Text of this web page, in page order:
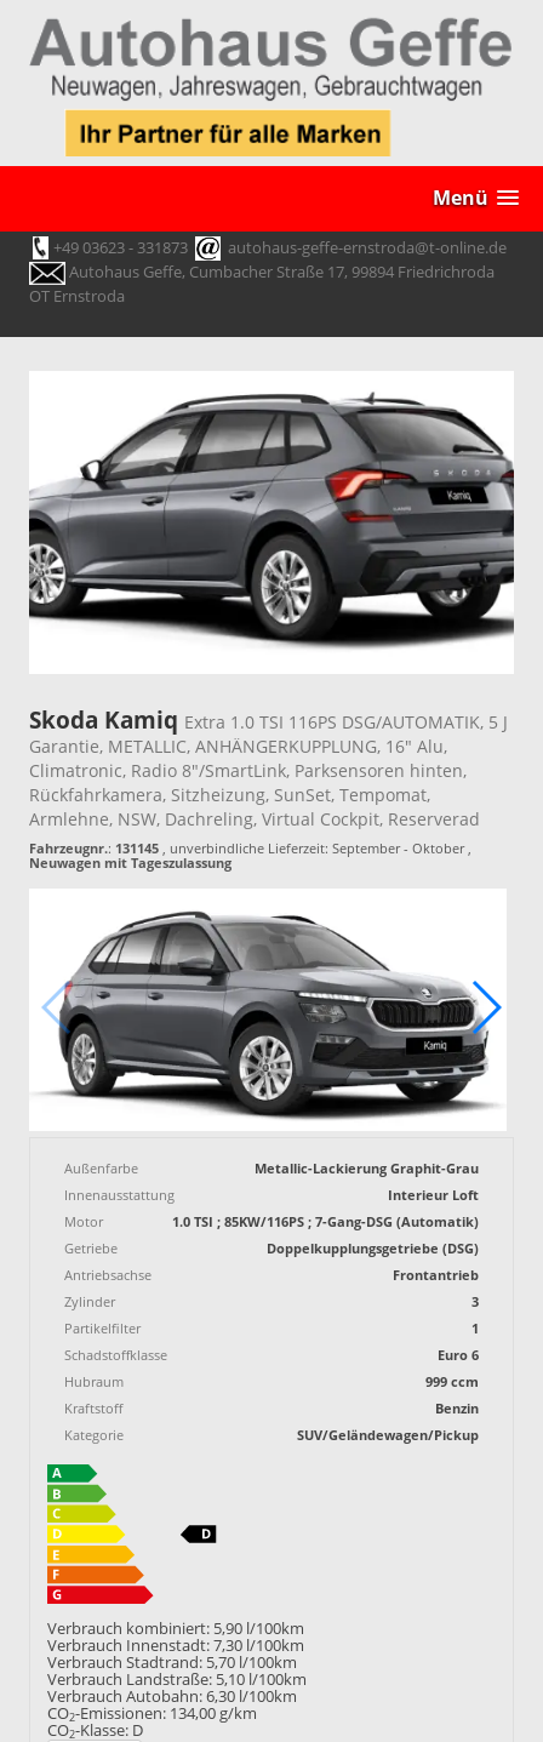
Menü
+49 03623 - 331873
autohaus-geffe-ernstroda@t-online.de
Autohaus Geffe, Cumbacher Straße 17, 99894 Friedrichroda
OT Ernstroda
Skoda Kamiq Extra 1.0 TSI 116PS DSG/AUTOMATIK, 5 J
Garantie, METALLIC, ANHÄNGERKUPPLUNG, 16" Alu,
Climatronic, Radio 8"/SmartLink, Parksensoren hinten,
Rückfahrkamera, Sitzheizung, SunSet, Tempomat,
Armlehne, NSW, Dachreling, Virtual Cockpit, Reserverad
Fahrzeugnr.: 131145 , unverbindliche Lieferzeit: September - Oktober ,
Neuwagen mit Tageszulassung
Außenfarbe
Metallic-Lackierung Graphit-Grau
Innenausstattung
Interieur Loft
Motor
1.0 TSI ; 85KW/116PS ; 7-Gang-DSG (Automatik)
Getriebe
Doppelkupplungsgetriebe (DSG)
Antriebsachse
Frontantrieb
Zylinder
3
Partikelfilter
1
Schadstoffklasse
Euro 6
Hubraum
999 ccm
Kraftstoff
Benzin
Kategorie
SUV/Geländewagen/Pickup
Verbrauch kombiniert: 5,90 l/100km
Verbrauch Innenstadt:7,30 l/100km
Verbrauch Stadtrand: 5,70 l/100km
Verbrauch Landstraße: 5,10 l/100km
Verbrauch Autobahn:6,30 l/100km
CO2-Emissionen: 134,00 g/km
CO2-Klasse: D